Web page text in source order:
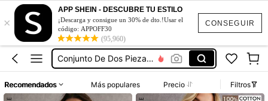
CONSEGUIR
×
APP SHEIN - DESCUBRE TU ESTILO
¡Descarga y consigue un 30% de dto.!Usar el
código: APPOFF30
(95,960)
Vestidos De Mujer
Vestidos Elegantes De Mujer
Blusas Bonitas De Mujer
Conjunto De Dos Piezas Mujer
Vestidos De Mujer
Recomendados Más populares Precio Filtros